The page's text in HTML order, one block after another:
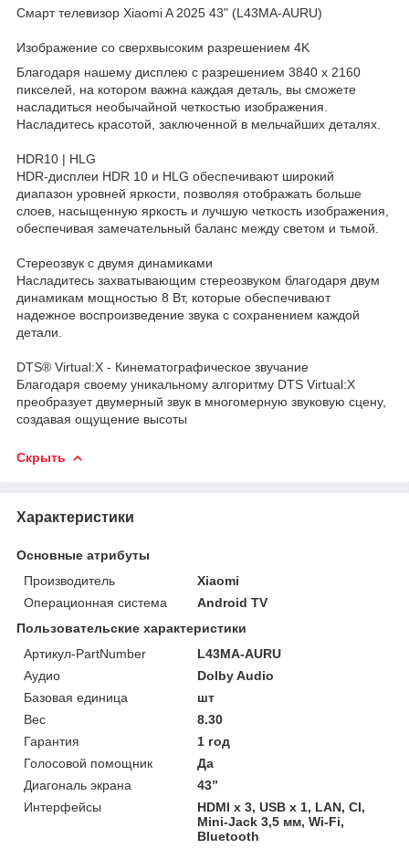
Смарт телевизор Xiaomi A 2025 43" (L43MA-AURU)
Изображение со сверхвысоким разрешением 4K
Благодаря нашему дисплею с разрешением 3840 x 2160
пикселей, на котором важна каждая деталь, вы сможете
насладиться необычайной четкостью изображения.
Насладитесь красотой, заключенной в мельчайших деталях.
HDR10 | HLG
HDR-дисплеи HDR 10 и HLG обеспечивают широкий
диапазон уровней яркости, позволяя отображать больше
слоев, насыщенную яркость и лучшую четкость изображения,
обеспечивая замечательный баланс между светом и тьмой.
Стереозвук с двумя динамиками
Насладитесь захватывающим стереозвуком благодаря двум
динамикам мощностью 8 Вт, которые обеспечивают
надежное воспроизведение звука с сохранением каждой
детали.
DTS® Virtual:X - Кинематографическое звучание
Благодаря своему уникальному алгоритму DTS Virtual:X
преобразует двумерный звук в многомерную звуковую сцену,
создавая ощущение высоты
Скрыть
Характеристики
Основные атрибуты
Производитель
Xiaomi
Операционная система
Android TV
Пользовательские характеристики
Артикул-PartNumber
L43MA-AURU
Аудио
Dolby Audio
Базовая единица
шт
Вес
8.30
Гарантия
1 год
Голосовой помощник
Да
Диагональ экрана
43”
Интерфейсы
HDMI x 3, USB x 1, LAN, CI,
Mini-Jack 3,5 мм, Wi-Fi,
Bluetooth